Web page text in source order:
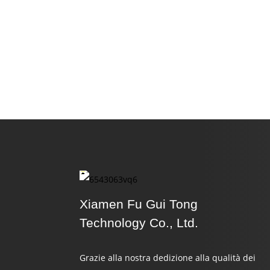
Xiamen Fu Gui Tong
Technology Co., Ltd.
Grazie alla nostra dedizione alla qualità dei